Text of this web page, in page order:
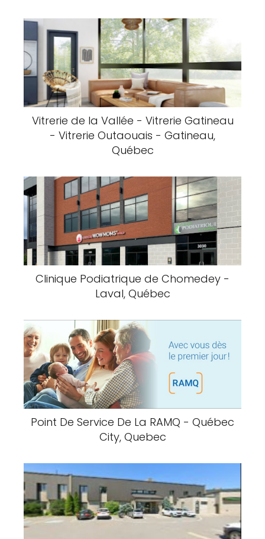
Vitrerie de la Vallée - Vitrerie Gatineau
- Vitrerie Outaouais - Gatineau,
Québec
Clinique Podiatrique de Chomedey -
Laval, Québec
Point De Service De La RAMQ - Québec
City, Quebec